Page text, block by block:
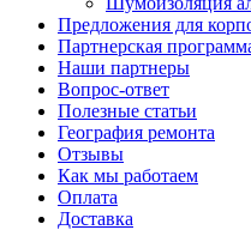
Предложения для
Партнерская
Наши партнеры
Вопрос-ответ
Полезные статьи
География ремонта
Отзывы
Как мы работаем
Оплата
Доставка